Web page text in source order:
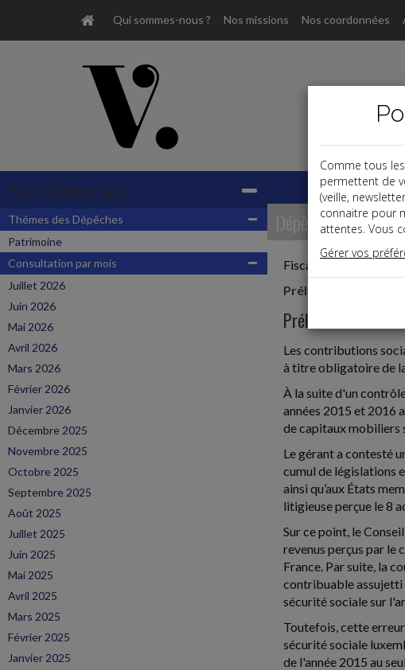
Qui sommes-nous ? Nos missions Nos coordonnées
Base documentaire
Thémes des Dépêches
Patrimoine
Consultation par mois
Juillet 2026
Juin 2026
Mai 2026
Avril 2026
Mars 2026
Février 2026
Janvier 2026
Décembre 2025
Novembre 2025
Octobre 2025
Septembre 2025
Août 2025
Juillet 2025
Juin 2025
Mai 2025
Avril 2025
Mars 2025
Février 2025
Janvier 2025
Dépêches
Fiscal,Patrimoine
Prélèvements
Prélèvements
Les contributions
à titre obligatoire de
À la suite d'un
années 2015 et 2016
de capitaux mobiliers
Le gérant a contesté
cumul de législations
ainsi qu’aux États
litigieuse perçue le 8
Sur ce point, le
revenus perçus par le
France. Par suite, la
contribuable assujetti
sécurité sociale sur
Toutefois, cette
sécurité sociale
de l'année 2015 au
Comme tous
permettent de
(veille,
connaitre pour
attentes. Vous
Gérer vos